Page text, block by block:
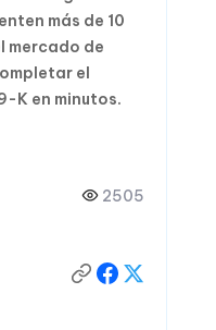
más de 10
mercado de
el
K en minutos.
2505